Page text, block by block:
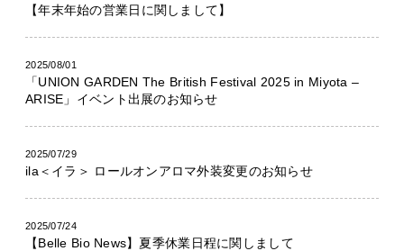
【年末年始の営業日に関しまして】
2025/08/01
「UNION GARDEN The British Festival 2025 in Miyota –
ARISE」イベント出展のお知らせ
2025/07/29
ila＜イラ＞ ロールオンアロマ外装変更のお知らせ
2025/07/24
【Belle Bio News】夏季休業日程に関しまして